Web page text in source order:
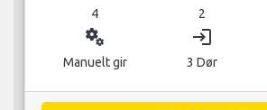
4 2
miscellaneous_services
Manuelt gir
login
3 Dør